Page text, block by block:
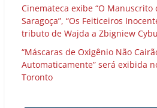
Cinemateca exibe “O Manuscrito
Saragoça”, “Os Feiticeiros
tributo de Wajda a Zbigniew
“Máscaras de Oxigênio Não
Automaticamente” será exibida
Toronto